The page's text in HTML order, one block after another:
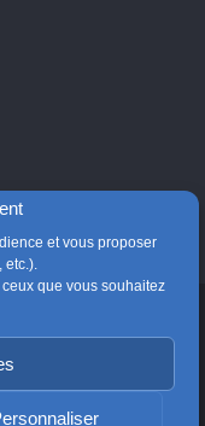
et vous proposer
etc.).
que vous souhaitez
de
ce
de France